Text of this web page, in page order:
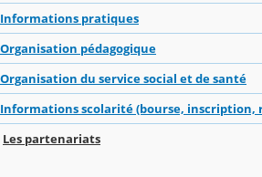
Informations pratiques
Organisation pédagogique
Organisation du service social et de santé
Informations scolarité (bourse, inscription,
Les partenariats